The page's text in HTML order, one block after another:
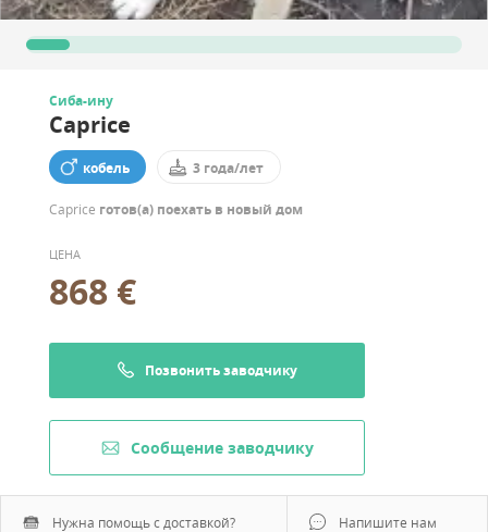
Сиба-ину
Caprice
кобель 3 года/лет
Caprice готов(а) поехать в новый дом
ЦЕНА
868 €
Позвонить заводчику
Cообщение заводчику
Нужна помощь с доставкой? Напишите нам